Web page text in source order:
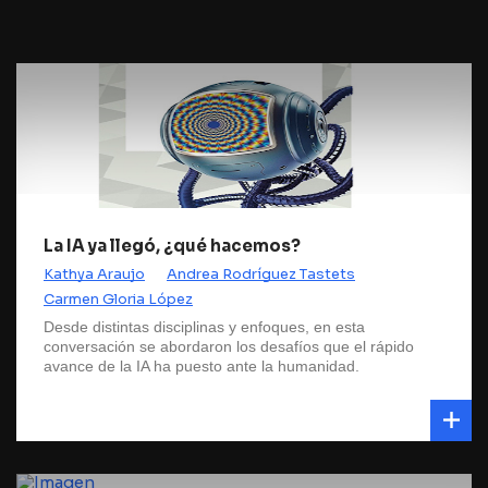
La IA ya llegó, ¿qué hacemos?
Kathya Araujo
Andrea Rodríguez Tastets
Carmen Gloria López
Desde distintas disciplinas y enfoques, en esta
conversación se abordaron los desafíos que el rápido
avance de la IA ha puesto ante la humanidad.